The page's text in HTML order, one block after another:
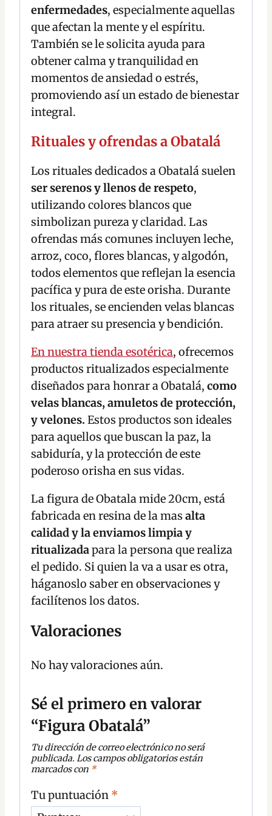
enfermedades, especialmente aquellas
que afectan la mente y el espíritu.
También se le solicita ayuda para
obtener calma y tranquilidad en
momentos de ansiedad o estrés,
promoviendo así un estado de bienestar
integral.
Rituales y ofrendas a Obatalá
Los rituales dedicados a Obatalá suelen
ser serenos y llenos de respeto,
utilizando colores blancos que
simbolizan pureza y claridad. Las
ofrendas más comunes incluyen leche,
arroz, coco, flores blancas, y algodón,
todos elementos que reflejan la esencia
pacífica y pura de este orisha. Durante
los rituales, se encienden velas blancas
para atraer su presencia y bendición.
En nuestra tienda esotérica, ofrecemos
productos ritualizados especialmente
diseñados para honrar a Obatalá, como
velas blancas, amuletos de protección,
y velones. Estos productos son ideales
para aquellos que buscan la paz, la
sabiduría, y la protección de este
poderoso orisha en sus vidas.
La figura de Obatala mide 20cm, está
fabricada en resina de la mas alta
calidad y la enviamos limpia y
ritualizadapara la persona que realiza
el pedido. Si quien la va a usar es otra,
háganoslo saber en observaciones y
facilítenos los datos.
Valoraciones
No hay valoraciones aún.
Sé el primero en valorar
“Figura Obatalá”
Tu dirección de correo electrónico no será
publicada. Los campos obligatorios están
marcados con *
Tu puntuación *